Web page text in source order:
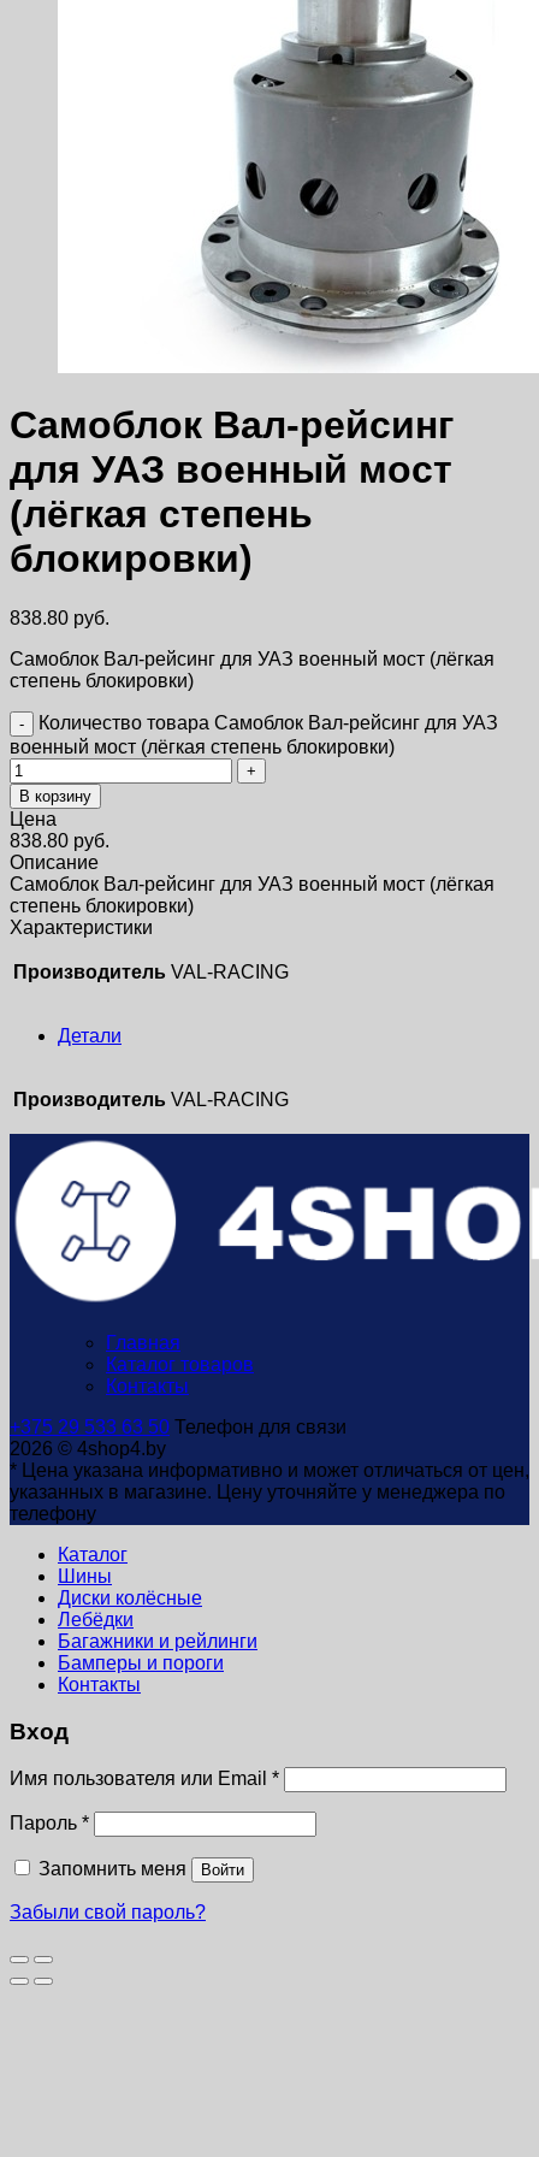
Самоблок Вал-рейсинг
для УАЗ военный мост
(лёгкая степень
блокировки)
838.80 руб.
Самоблок Вал-рейсинг для УАЗ военный мост (лёгкая
степень блокировки)
Количество товара Самоблок Вал-рейсинг для УАЗ
военный мост (лёгкая степень блокировки)
В корзину
Цена
838.80 руб.
Описание
Самоблок Вал-рейсинг для УАЗ военный мост (лёгкая
степень блокировки)
Характеристики
Производитель VAL-RACING
Детали
Производитель VAL-RACING
Главная
Каталог товаров
Контакты
+375 29 533 63 50 Телефон для связи
2026 © 4shop4.by
* Цена указана информативно и может отличаться от цен,
указанных в магазине. Цену уточняйте у менеджера по
телефону
Каталог
Шины
Диски колёсные
Лебёдки
Багажники и рейлинги
Бамперы и пороги
Контакты
Вход
Имя пользователя или Email *
Пароль *
Запомнить меня Войти
Забыли свой пароль?